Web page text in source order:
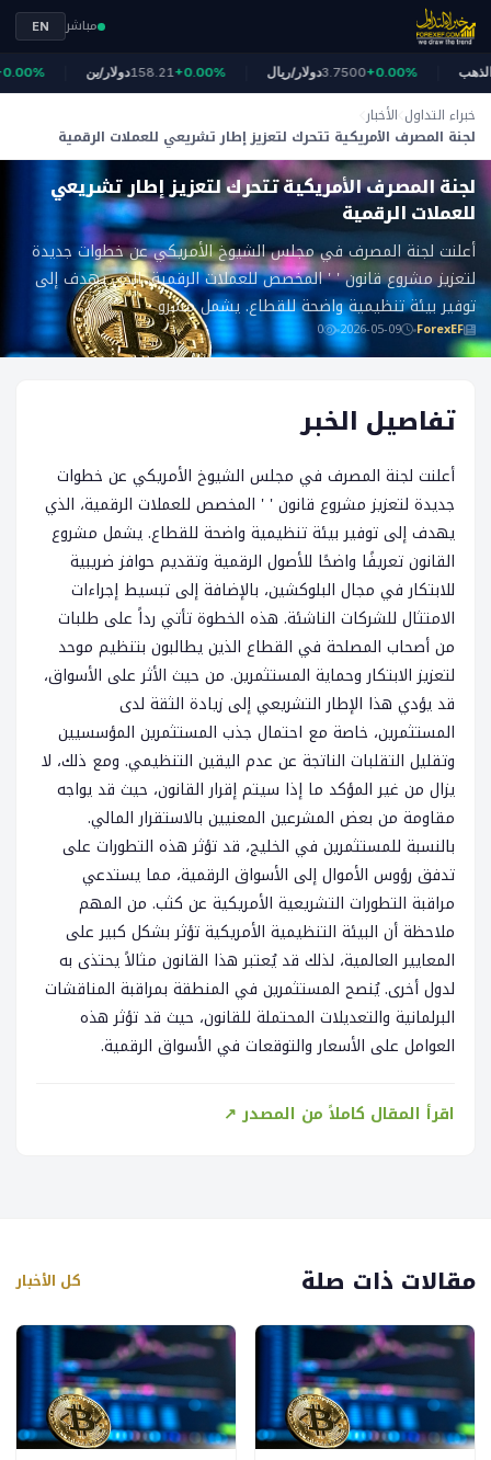
مباشر EN
دولار/ين158.21+0.00% دولار/ريال3.7500+0.00% الذهب
خبراء التداول الأخبار
لجنة المصرف الأمريكية تتحرك لتعزيز إطار تشريعي للعملات الرقمية
ForexEF
لجنة المصرف الأمريكية تتحرك لتعزيز إطار تشريعي
للعملات الرقمية
أعلنت لجنة المصرف في مجلس الشيوخ الأمريكي عن خطوات جديدة
لتعزيز مشروع قانون ' ' المخصص للعملات الرقمية، الذي يهدف إلى
توفير بيئة تنظيمية واضحة للقطاع. يشمل مشرو
ForexEF
2026-05-09
0
تفاصيل الخبر
أعلنت لجنة المصرف في مجلس الشيوخ الأمريكي عن خطوات
جديدة لتعزيز مشروع قانون ' ' المخصص للعملات الرقمية، الذي
يهدف إلى توفير بيئة تنظيمية واضحة للقطاع. يشمل مشروع
القانون تعريفًا واضحًا للأصول الرقمية وتقديم حوافز ضريبية
للابتكار في مجال البلوكشين، بالإضافة إلى تبسيط إجراءات
الامتثال للشركات الناشئة. هذه الخطوة تأتي رداً على طلبات
من أصحاب المصلحة في القطاع الذين يطالبون بتنظيم موحد
لتعزيز الابتكار وحماية المستثمرين. من حيث الأثر على الأسواق،
قد يؤدي هذا الإطار التشريعي إلى زيادة الثقة لدى
المستثمرين، خاصة مع احتمال جذب المستثمرين المؤسسيين
وتقليل التقلبات الناتجة عن عدم اليقين التنظيمي. ومع ذلك، لا
يزال من غير المؤكد ما إذا سيتم إقرار القانون، حيث قد يواجه
مقاومة من بعض المشرعين المعنيين بالاستقرار المالي.
بالنسبة للمستثمرين في الخليج، قد تؤثر هذه التطورات على
تدفق رؤوس الأموال إلى الأسواق الرقمية، مما يستدعي
مراقبة التطورات التشريعية الأمريكية عن كثب. من المهم
ملاحظة أن البيئة التنظيمية الأمريكية تؤثر بشكل كبير على
المعايير العالمية، لذلك قد يُعتبر هذا القانون مثالاً يحتذى به
لدول أخرى. يُنصح المستثمرين في المنطقة بمراقبة المناقشات
البرلمانية والتعديلات المحتملة للقانون، حيث قد تؤثر هذه
العوامل على الأسعار والتوقعات في الأسواق الرقمية.
اقرأ المقال كاملاً من المصدر ↗
مقالات ذات صلة كل الأخبار